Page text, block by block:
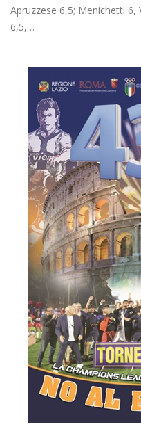
Apruzzese 6,5; Menichetti 6,
6,5,…